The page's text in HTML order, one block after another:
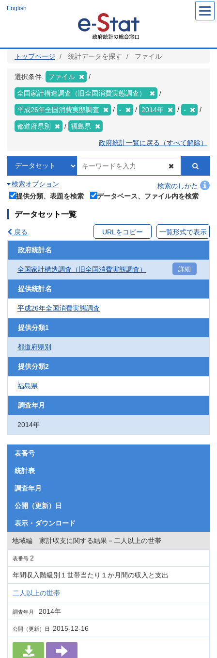
ツ
English
トップページ 統計データを探す ファイル
選択条件: ファイル
全国家計構造調査（旧全国消費実態調査）
平成26年全国消費実態調査 - 2014年 -
都道府県別 福島県
政府統計一覧に戻る（すべて解除）
検索オプション
検索のしかた
提供分類、表題を検索
データベース、ファイル内を検索
データセット一覧
戻る URLをコピー 一覧形式で表示
政府統計名
全国家計構造調査（旧全国消費実態調査） 詳細
提供統計名
平成26年全国消費実態調査
提供分類1
都道府県別
提供分類2
福島県
調査年月
2014年
表番号
統計表
調査年月
公開（更新）日
表示・ダウンロード
地域編 家計収支に関する結果－二人以上の世帯
表番号 2
年間収入階級別１世帯当たり１か月間の収入と支出
二人以上の世帯
調査年月 2014年
公開（更新）日 2015-12-16